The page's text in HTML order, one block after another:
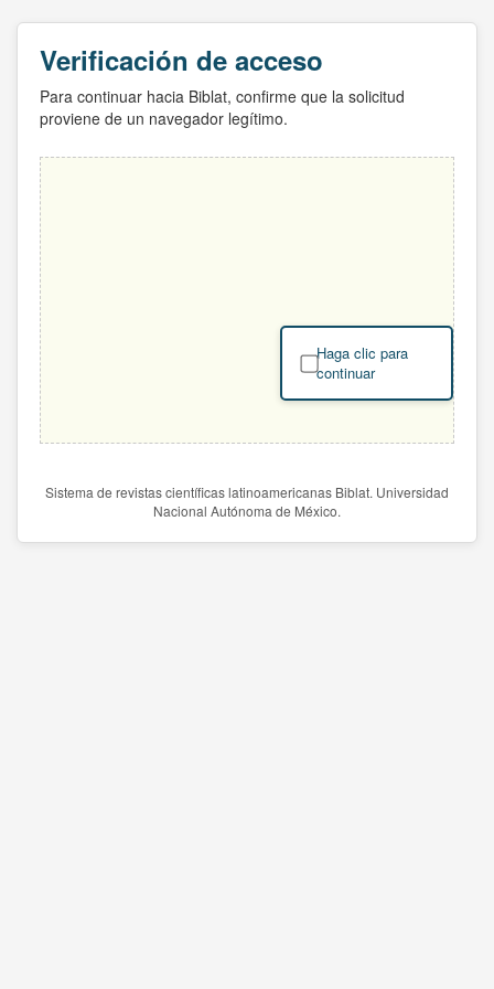
Verificación de acceso
Para continuar hacia Biblat, confirme que la solicitud
proviene de un navegador legítimo.
Haga clic para
continuar
Sistema de revistas científicas latinoamericanas Biblat. Universidad
Nacional Autónoma de México.